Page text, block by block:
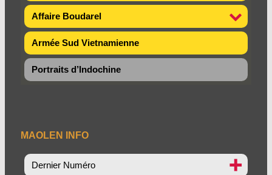
Affaire Boudarel
Armée Sud Vietnamienne
Portraits d’Indochine
MAOLEN INFO
Dernier Numéro